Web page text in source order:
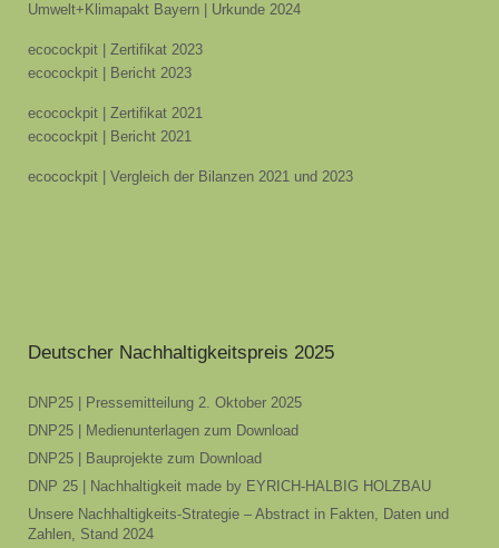
Umwelt+Klimapakt Bayern | Urkunde 2024
ecocockpit | Zertifikat 2023
ecocockpit | Bericht 2023
ecocockpit | Zertifikat 2021
ecocockpit | Bericht 2021
ecocockpit | Vergleich der Bilanzen 2021 und 2023
Deutscher Nachhaltigkeitspreis 2025
DNP25 | Pressemitteilung 2. Oktober 2025
DNP25 | Medienunterlagen zum Download
DNP25 | Bauprojekte zum Download
DNP 25 | Nachhaltigkeit made by EYRICH-HALBIG HOLZBAU
Unsere Nachhaltigkeits-Strategie – Abstract in Fakten, Daten und
Zahlen, Stand 2024